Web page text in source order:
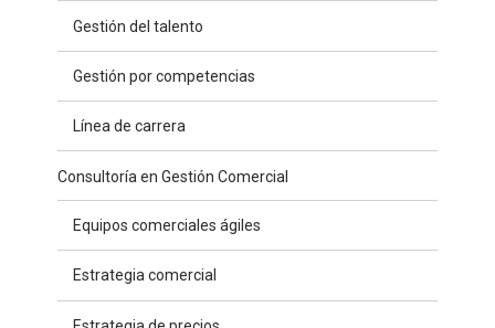
Gestión del talento
Gestión por competencias
Línea de carrera
Consultoría en Gestión Comercial
Equipos comerciales ágiles
Estrategia comercial